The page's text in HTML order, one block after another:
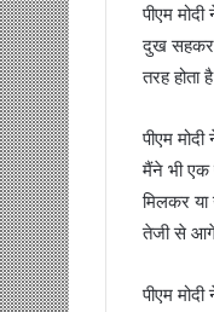
पीएम
दुख सहकर
तरह होता
पीएम
मैंने भी एक
मिलकर
तेजी से आगे
पीएम